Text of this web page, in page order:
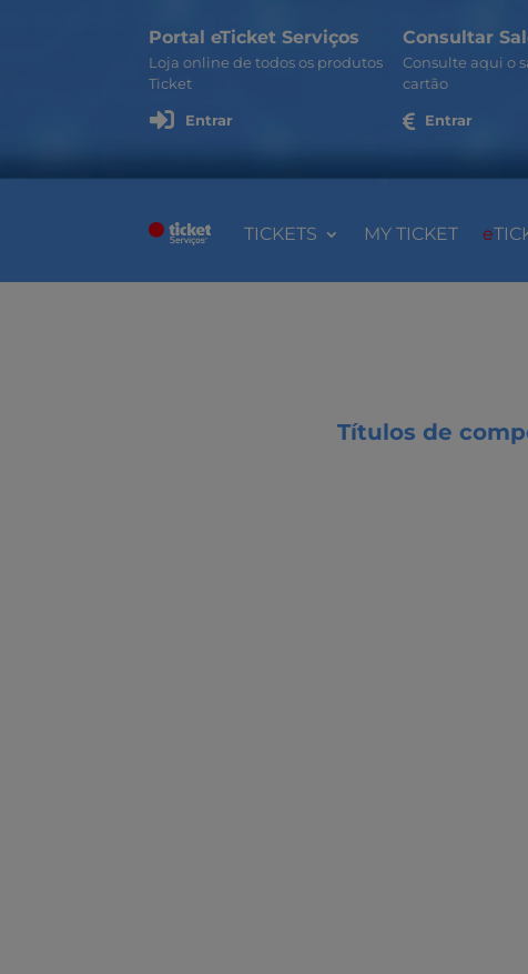
Portal eTicket Serviços
Loja online de todos os produtos
Ticket
 Entrar
Consultar
Consulte aqui o
cartão
 Entrar
TICKETS MY TICKET e
Títulos de